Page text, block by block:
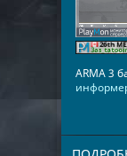
ARMA 3